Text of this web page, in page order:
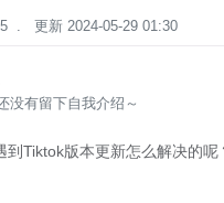
. 更新 2024-05-29 01:30
没有留下自我介绍～
到Tiktok版本更新怎么解决的呢